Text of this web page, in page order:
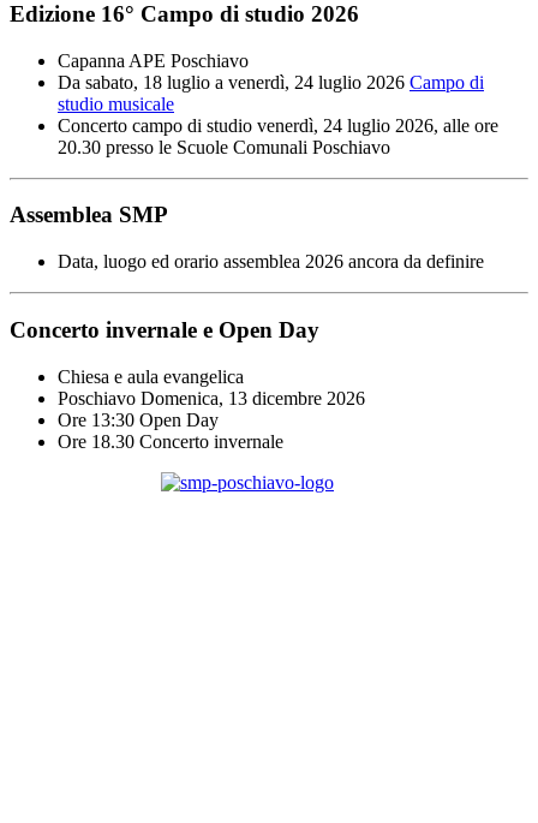
Edizione 16° Campo di studio 2026
Capanna APE Poschiavo
Da sabato, 18 luglio a venerdì, 24 luglio 2026 Campo di
studio musicale
Concerto campo di studio venerdì, 24 luglio 2026, alle ore
20.30 presso le Scuole Comunali Poschiavo
Assemblea SMP
Data, luogo ed orario assemblea 2026 ancora da definire
Concerto invernale e Open Day
Chiesa e aula evangelica
Poschiavo Domenica, 13 dicembre 2026
Ore 13:30 Open Day
Ore 18.30 Concerto invernale